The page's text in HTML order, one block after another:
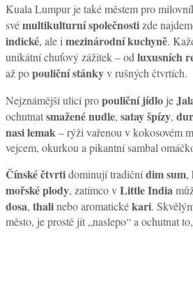
Kuala Lumpur je také městem pro
svémultikulturní společnostizde
indické, ale imezinárodní kuchyně.
unikátní chuťový zážitek – odluxusních
až popouliční stánkyv rušných čtvrtích.
Nejznámější ulicí propouliční jídlo je
ochutnatsmažené nudle, satay špízy,
nasi lemak– rýži vařenou v kokosovém
vejcem, okurkou a pikantní sambal
Čínské čtvrtidominují tradičnídim sum,
mořské plody, zatímco vLittle India
dosa, thalinebo aromatickékari.
město, je prostě jít „naslepo“ a ochutnat